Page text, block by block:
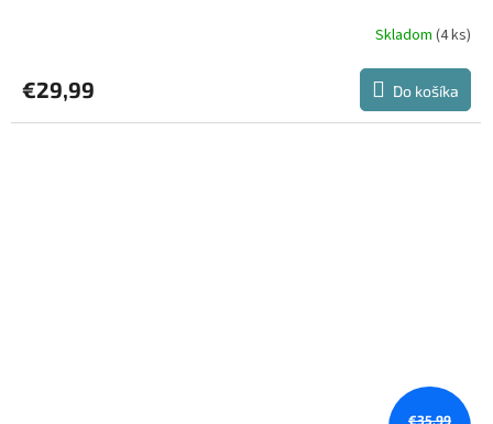
Skladom (4 ks)
€29,99 Do košíka
€35,99